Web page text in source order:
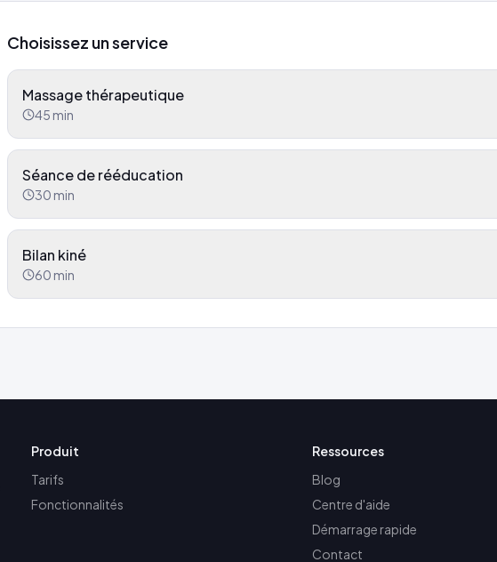
Choisissez un service
Massage thérapeutique
45 min
Séance de rééducation
30 min
Bilan kiné
60 min
Produit
Tarifs
Fonctionnalités
Ressources
Blog
Centre d'aide
Démarrage rapide
Contact